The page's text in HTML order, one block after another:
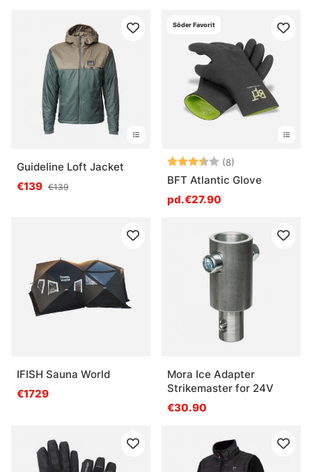
Guideline Loft Jacket
€139 €139
Söder Favorit
Note: (8)
BFT Atlantic Glove
pd.€27.90
IFISH Sauna World
€1729
Mora Ice Adapter
Strikemaster for 24V
€30.90